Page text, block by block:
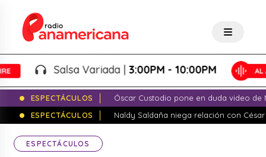
Salsa Variada |3:00PM - 10:00PM
ESPECTÁCULOS
Óscar Custodio pone en duda video de
ESPECTÁCULOS
Naldy Saldaña niega relación con
ESPECTÁCULOS